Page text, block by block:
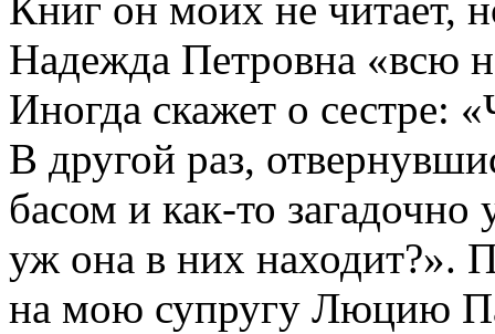
Книг он моих не читает,
Надежда Петровна «всю
Иногда скажет о сестре:
В другой раз,
басом и как-то
уж она в них находит?».
на мою супругу Люцию